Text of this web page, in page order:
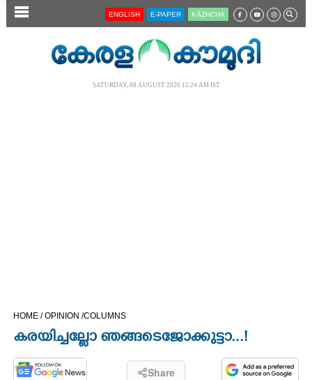
SECTIONS
OPINION
ENGLISH E-PAPER KĀZHCHA
SATURDAY, 08 AUGUST 2026 12.24 AM IST
HOME /OPINION /COLUMNS
കരയിച്ചല്ലോ ഞങ്ങടെ ജോക്കുട്ടാ...!
Share